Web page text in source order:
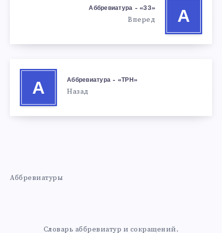
А
Аббревиатура – «ЗЗ»
Вперед
А
Аббревиатура – «ТРН»
Назад
Аббревиатуры
Словарь аббревиатур и сокращений.